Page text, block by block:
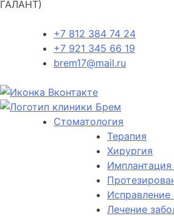
ГАЛАНТ)
+7 812 384 74 24
+7 921 345 66 19
brem17@mail.ru
Стоматология
Терапия
Хирургия
Имплантация
Исправление
Лечение